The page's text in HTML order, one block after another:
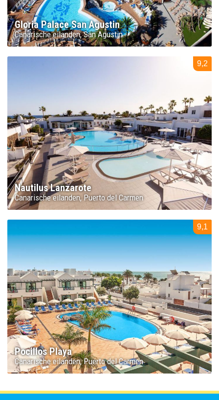
Gloria Palace San Agustin
Canarische eilanden San Agustin
9,2
Nautilus Lanzarote
Canarische eilanden Puerto del Carmen
9,1
Pocillos Playa
Canarische eilanden Puerto del Carmen